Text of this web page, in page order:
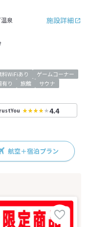
施設詳細
泉
料WiFiあり
ゲームコーナー
有り 旅館
サウナ
4.4
航空＋宿泊プラン